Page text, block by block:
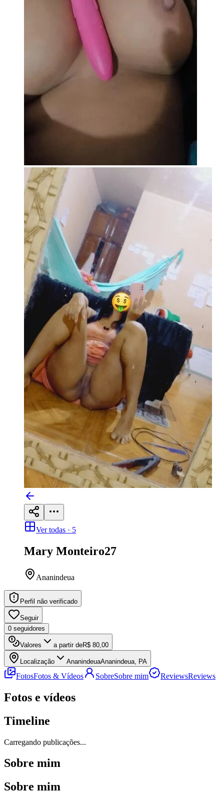
Ver todas · 5
Mary Monteiro27
Ananindeua
Perfil não verificado
Seguir
0 seguidores
Valores a partir deR$ 80,00
Localização AnanindeuaAnanindeua, PA
FotosFotos & Vídeos SobreSobre mim ReviewsReviews
Fotos e vídeos
Timeline
Carregando publicações...
Sobre mim
Sobre mim